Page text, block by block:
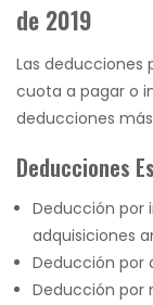
de 2019
Las deducciones
cuota a pagar o
deducciones
Deducciones
Deducción por
adquisiciones
Deducción por
Deducción por